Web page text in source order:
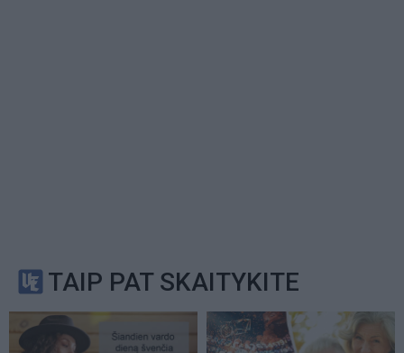
TAIP PAT SKAITYKITE